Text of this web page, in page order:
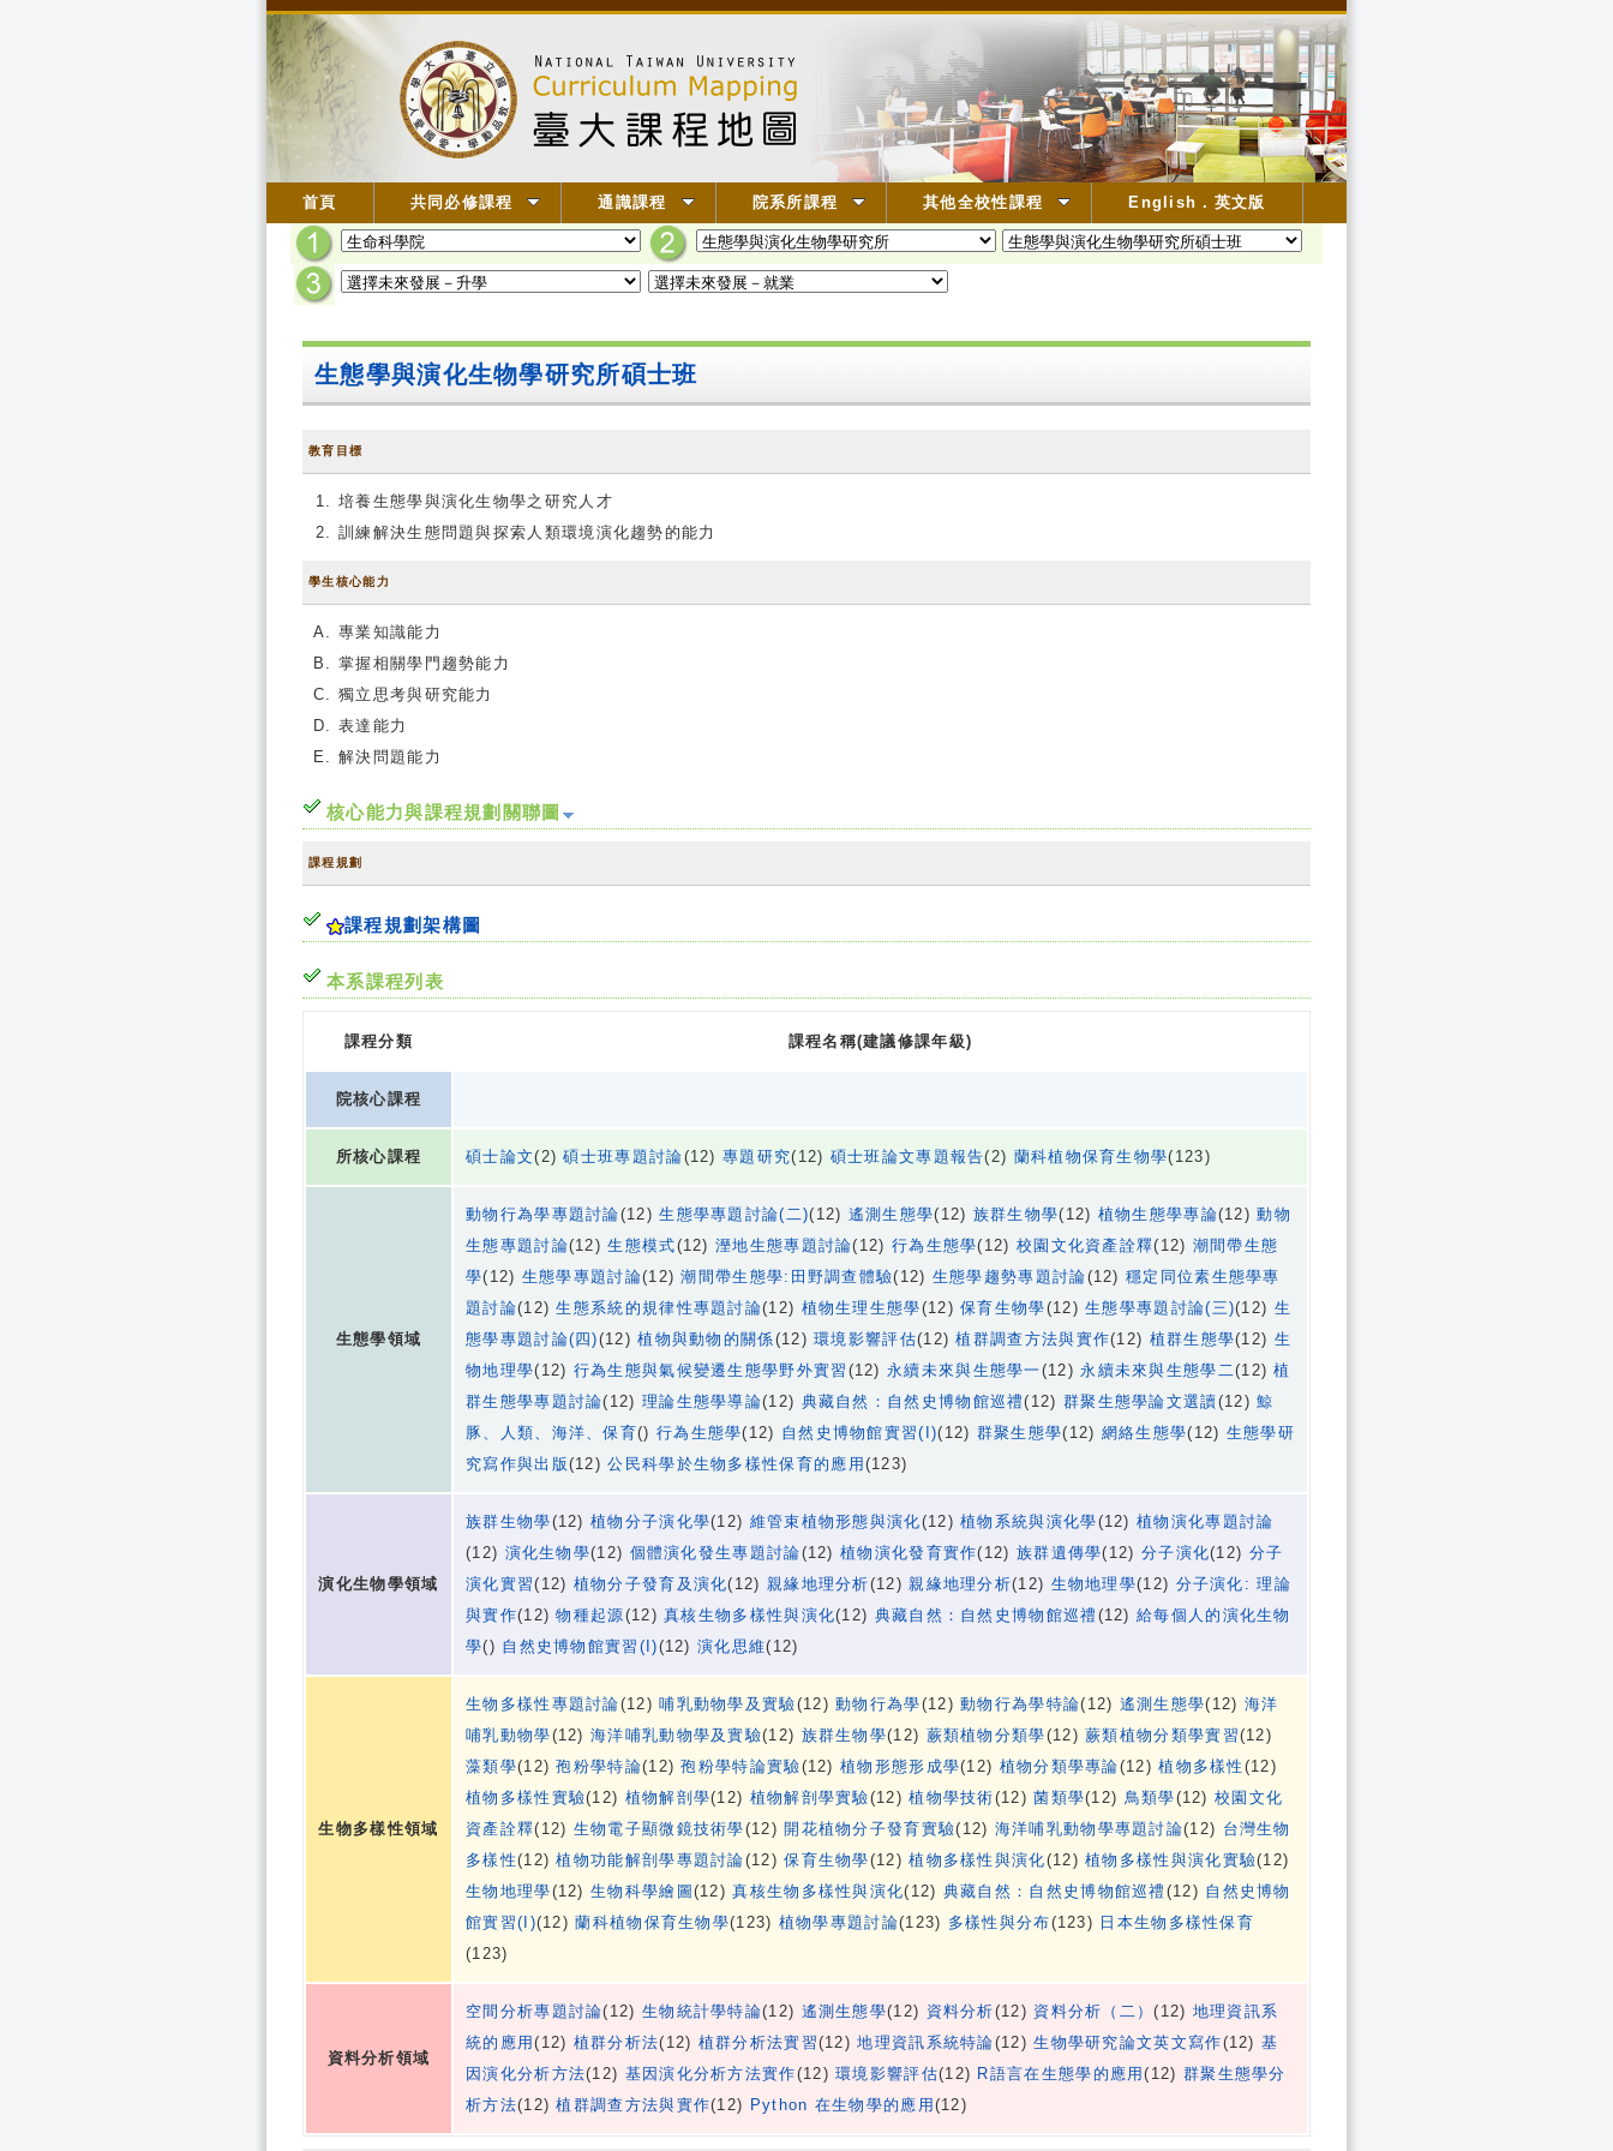
首頁 共同必修課程 通識課程 院系所課程 其他全校性課程 English．英文版
生態學與演化生物學研究所碩士班
教育目標
培養生態學與演化生物學之研究人才
訓練解決生態問題與探索人類環境演化趨勢的能力
學生核心能力
專業知識能力
掌握相關學門趨勢能力
獨立思考與研究能力
表達能力
解決問題能力
核心能力與課程規劃關聯圖
課程規劃
課程規劃架構圖
本系課程列表
課程分類 課程名稱(建議修課年級)
院核心課程
所核心課程 碩士論文(2)碩士班專題討論(12)專題研究(12) 碩士班論文專題報告(2) 蘭科植物保育生物學(123)
生態學領域
動物行為學專題討論(12)生態學專題討論(二)(12) 遙測生態學(12) 族群生物學(12) 植物生態學專論(12)動物
生態專題討論(12)生態模式(12)溼地生態專題討論(12) 行為生態學(12) 校園文化資產詮釋(12) 潮間帶生態
學(12) 生態學專題討論(12)潮間帶生態學:田野調查體驗(12) 生態學趨勢專題討論(12)穩定同位素生態學專
題討論(12)生態系統的規律性專題討論(12) 植物生理生態學(12)保育生物學(12)生態學專題討論(三)(12) 生
態學專題討論(四)(12)植物與動物的關係(12)環境影響評估(12)植群調查方法與實作(12) 植群生態學(12) 生
物地理學(12) 行為生態與氣候變遷生態學野外實習 (12)永續未來與生態學一(12)永續未來與生態學二(12)植
群生態學專題討論(12) 理論生態學導論(12) 典藏自然：自然史博物館巡禮(12) 群聚生態學論文選讀(12)鯨
豚、人類、海洋、保育() 行為生態學(12) 自然史博物館實習(I)(12) 群聚生態學(12) 網絡生態學(12) 生態學研
究寫作與出版(12)公民科學於生物多樣性保育的應用 (123)
演化生物學領域
族群生物學(12) 植物分子演化學(12) 維管束植物形態與演化(12)植物系統與演化學(12)植物演化專題討論
(12) 演化生物學(12) 個體演化發生專題討論(12)植物演化發育實作(12) 族群遺傳學(12) 分子演化(12) 分子
演化實習(12) 植物分子發育及演化(12) 親緣地理分析(12)親緣地理分析(12) 生物地理學(12) 分子演化: 理論
與實作(12)物種起源(12)真核生物多樣性與演化(12) 典藏自然：自然史博物館巡禮 (12)給每個人的演化生物
學() 自然史博物館實習(I)(12)演化思維(12)
生物多樣性領域
生物多樣性專題討論(12)哺乳動物學及實驗(12)動物行為學(12)動物行為學特論(12) 遙測生態學(12) 海洋
哺乳動物學(12) 海洋哺乳動物學及實驗(12) 族群生物學(12) 蕨類植物分類學(12)蕨類植物分類學實習(12)
藻類學(12)孢粉學特論(12)孢粉學特論實驗(12)植物形態形成學(12) 植物分類學專論(12)植物多樣性 (12)
植物多樣性實驗(12) 植物解剖學(12) 植物解剖學實驗(12)植物學技術(12)菌類學(12) 鳥類學(12)校園文化
資產詮釋(12) 生物電子顯微鏡技術學(12) 開花植物分子發育實驗(12) 海洋哺乳動物學專題討論(12) 台灣生物
多樣性(12)植物功能解剖學專題討論(12)保育生物學(12)植物多樣性與演化(12)植物多樣性與演化實驗(12)
生物地理學(12) 生物科學繪圖 (12)真核生物多樣性與演化(12) 典藏自然：自然史博物館巡禮 (12) 自然史博物
館實習(I)(12)蘭科植物保育生物學(123) 植物學專題討論(123) 多樣性與分布(123) 日本生物多樣性保育
(123)
資料分析領域
空間分析專題討論(12) 生物統計學特論(12) 遙測生態學(12) 資料分析(12) 資料分析（二）(12) 地理資訊系
統的應用(12) 植群分析法(12) 植群分析法實習(12)地理資訊系統特論(12)生物學研究論文英文寫作(12)基
因演化分析方法(12) 基因演化分析方法實作(12)環境影響評估(12) R語言在生態學的應用(12) 群聚生態學分
析方法(12)植群調查方法與實作(12) Python 在生物學的應用 (12)